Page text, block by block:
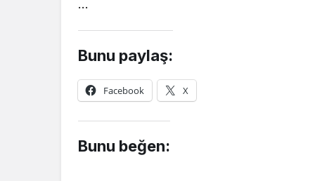
…
Bunu paylaş:
Facebook X
Bunu beğen: